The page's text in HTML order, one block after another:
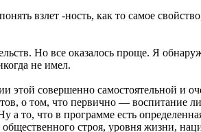
взлет -ность, как то самое
Но все оказалось проще. Я
не имел.
этой совершенно самостоятельной и
о том, что первично — воспитание
то, что в программе есть
строя, уровня жизни,